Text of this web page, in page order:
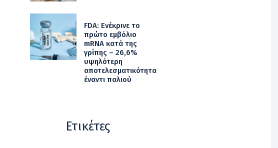
FDA: Ενέκρινε το
πρώτο εμβόλιο
mRNA κατά της
γρίπης – 26,6%
υψηλότερη
αποτελεσματικότητα
έναντι παλιού
Ετικέτες